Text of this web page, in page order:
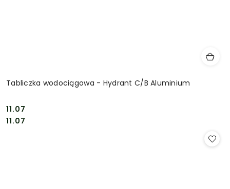
Tabliczka wodociągowa - Hydrant C/B Aluminium
Cena:
11.07
Cena:
11.07